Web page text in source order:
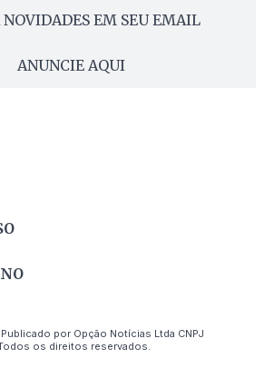
NOVIDADES EM SEU EMAIL
ANUNCIE AQUI
por Opção Notícias Ltda CNPJ
os direitos reservados.